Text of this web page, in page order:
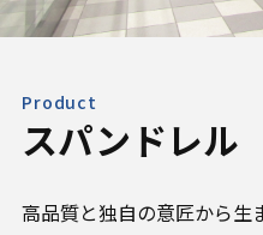
Product
スパンドレル
高品質と独自の意匠から生